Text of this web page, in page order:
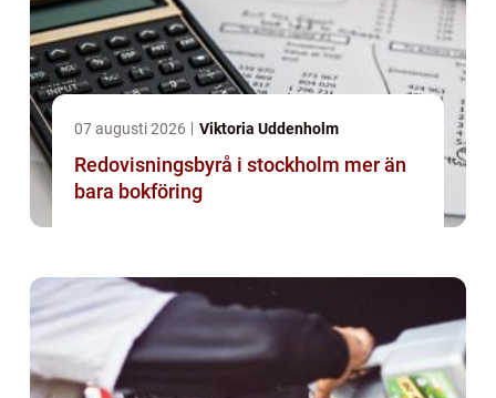
07 augusti 2026 Viktoria Uddenholm
Redovisningsbyrå i stockholm mer än
bara bokföring